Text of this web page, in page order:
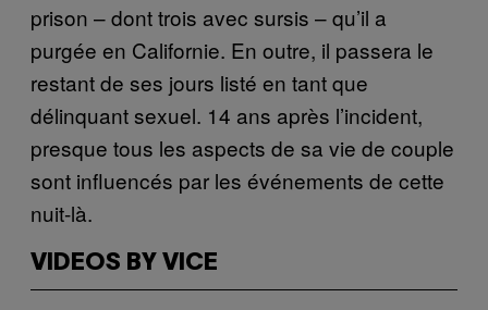
prison – dont trois avec sursis – qu’il a
purgée en Californie. En outre, il passera le
restant de ses jours listé en tant que
délinquant sexuel. 14 ans après l’incident,
presque tous les aspects de sa vie de couple
sont influencés par les événements de cette
nuit-là.
VIDEOS BY VICE